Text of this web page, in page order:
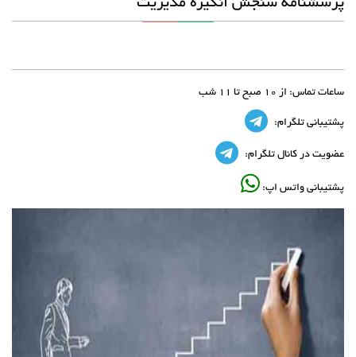
پرسشنامه سنجش انگیزه مدیریت
ساعات تماس: از 10 صبح تا 11 شب
پشتیبانی تلگرام:
عضویت در کانال تلگرام:
پشتیبانی واتس اپ: